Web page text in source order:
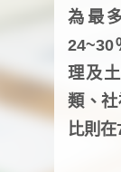
為最
24~30
理及
類、
比則